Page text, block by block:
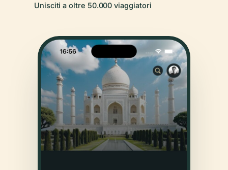
Unisciti a oltre 50.000 viaggiatori